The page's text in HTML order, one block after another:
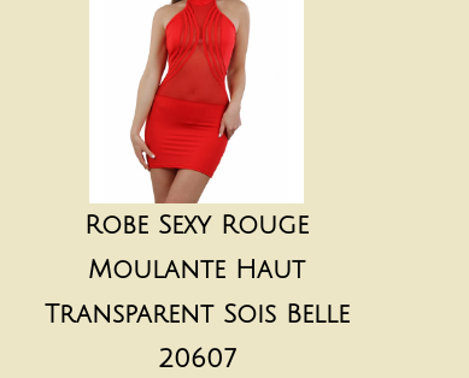
Robe Sexy Rouge
Moulante Haut
Transparent Sois Belle
20607